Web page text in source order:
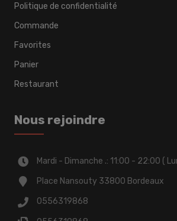
Politique de confidentialité
Commande
Favorites
Panier
Restaurant
Nous rejoindre
Mardi - Dimanche .: 11:00 - 22:00 (
Place Nansouty 33800 Bordeaux
0556319868